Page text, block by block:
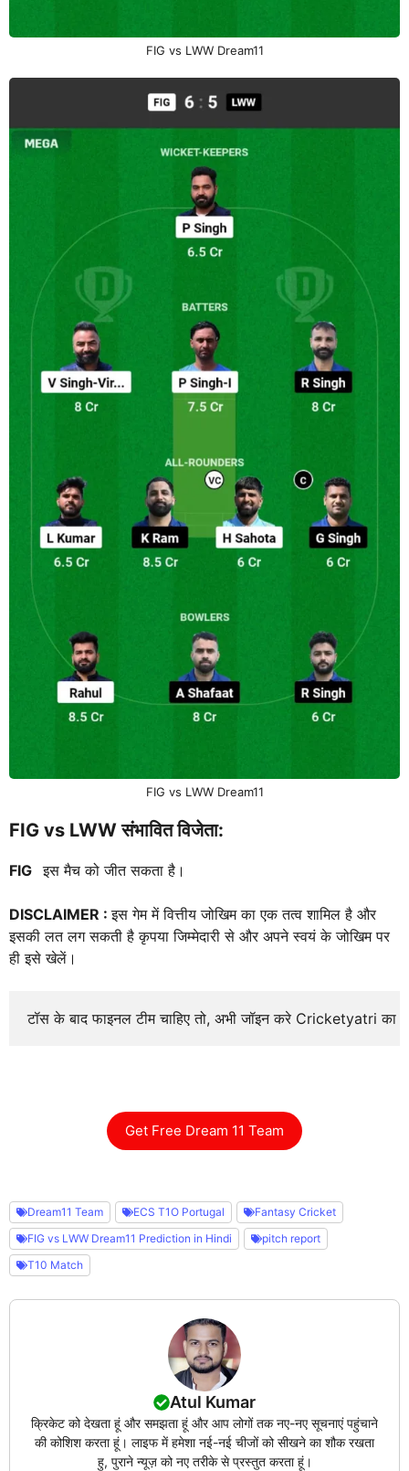
FIG vs LWW Dream11
FIG vs LWW Dream11
FIG vs LWW संभावित विजेता:
FIGइस मैच को जीत सकता है।
DISCLAIMER :इस गेम में वित्तीय जोखिम का एक तत्व शामिल है और
इसकी लत लग सकती है कृपया जिम्मेदारी से और अपने स्वयं के जोखिम पर
ही इसे खेलें।
टॉस के बाद फाइनल टीम चाहिए तो, अभी जॉइन करे Cricketyatri
Get Free Dream 11 Team
Dream11 Team ECS T1O Portugal
Fantasy Cricket
FIG vs LWW Dream11 Prediction in Hindi
pitch report
T10 Match
Atul Kumar
क्रिकेट को देखता हूं और समझता हूं और आप लोगों तक नए-नए सूचनाएं पहुंचाने
की कोशिश करता हूं। लाइफ में हमेशा नई-नई चीजों को सीखने का शौक रखता
हु, पुराने न्यूज़ को नए तरीके से प्रस्तुत करता हूं।